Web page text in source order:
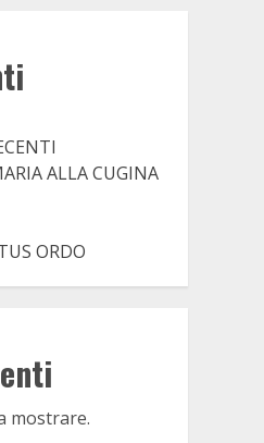
ALLA CUGINA
ORDO
mostrare.